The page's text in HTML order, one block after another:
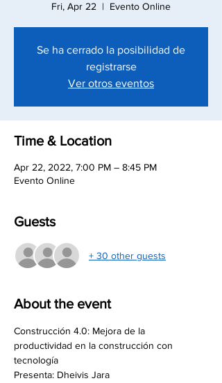
Fri, Apr 22
  |
Evento Online
Se ha cerrado la posibilidad de
registrarse
Ver otros eventos
Time & Location
Apr 22, 2022, 7:00 PM – 8:45 PM
Evento Online
Guests
+ 30 other guests
About the event
Construcción 4.0: Mejora de la
productividad en la construcción con
tecnología
Presenta: Dheivis Jara